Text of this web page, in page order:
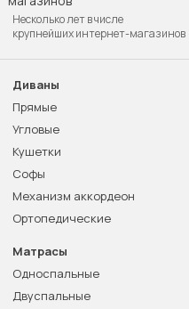
Несколько лет в числе
крупнейших интернет-магазинов
Диваны
Прямые
Угловые
Кушетки
Софы
Механизм аккордеон
Ортопедические
Матрасы
Односпальные
Двуспальные